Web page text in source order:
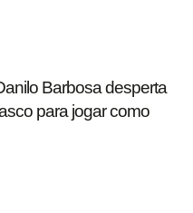
Barbosa desperta
para jogar como